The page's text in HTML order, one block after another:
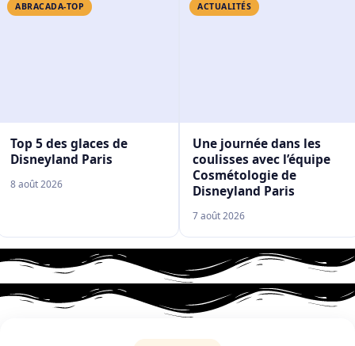
ABRACADA-TOP
Top 5 des glaces de
Disneyland Paris
8 août 2026
ACTUALITÉS
Une journée dans les
coulisses avec l’équipe
Cosmétologie de
Disneyland Paris
7 août 2026